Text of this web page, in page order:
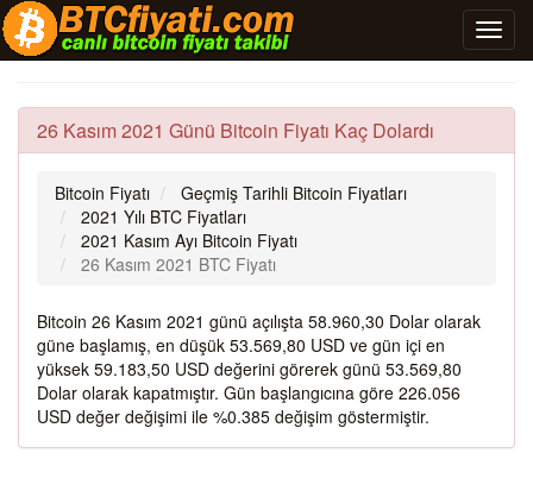
26 Kasım 2021 Günü Bitcoin Fiyatı Kaç Dolardı
Bitcoin Fiyatı
Geçmiş Tarihli Bitcoin Fiyatları
2021 Yılı BTC Fiyatları
2021 Kasım Ayı Bitcoin Fiyatı
26 Kasım 2021 BTC Fiyatı
Bitcoin 26 Kasım 2021 günü açılışta 58.960,30 Dolar olarak
güne başlamış, en düşük 53.569,80 USD ve gün içi en
yüksek 59.183,50 USD değerini görerek günü 53.569,80
Dolar olarak kapatmıştır. Gün başlangıcına göre 226.056
USD değer değişimi ile %0.385 değişim göstermiştir.